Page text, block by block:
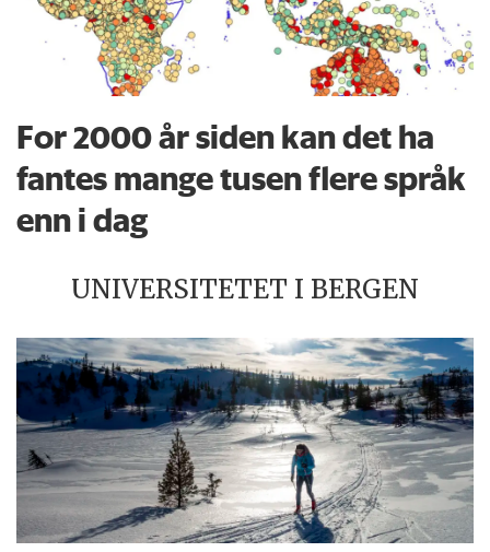
For 2000 år siden kan det ha
fantes mange tusen flere språk
enn i dag
UNIVERSITETET I BERGEN